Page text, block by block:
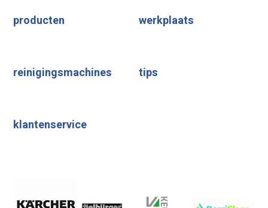
producten werkplaats
reinigingsmachines tips
klantenservice